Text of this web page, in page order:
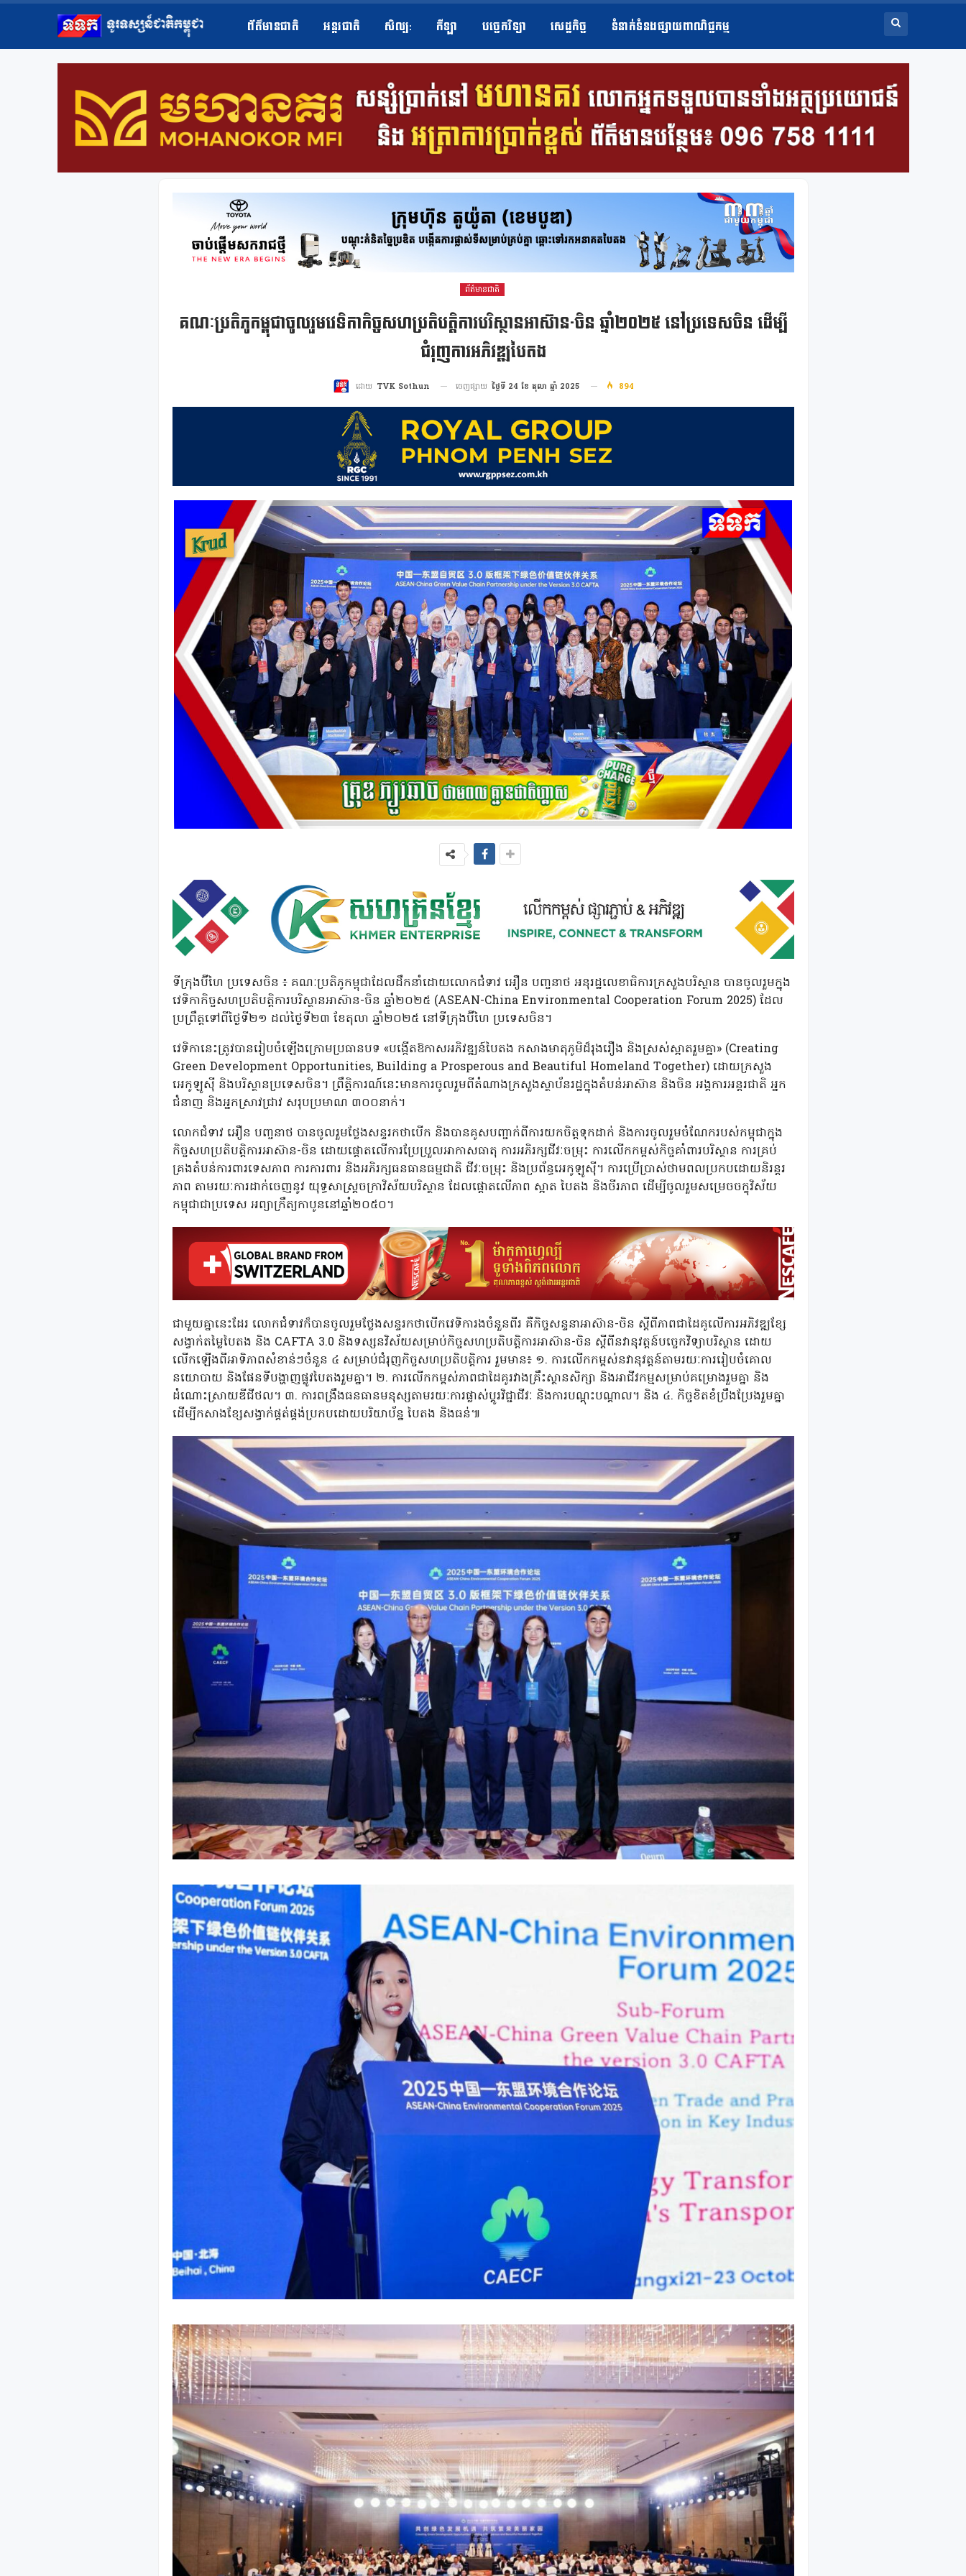
ព័ត៌មានជាតិ អន្តរជាតិ សិល្ប​: កីឡា បច្ចេកវិទ្យា សេដ្ឋកិច្ច ទំនាក់ទំនងផ្សាយពាណិជ្ជកម្ម
ព័ត៌មានជាតិ
គណៈប្រតិភូកម្ពុជាចូលរួមវេទិកាកិច្ចសហប្រតិបត្តិការបរិស្ថានអាស៊ាន-ចិន ឆ្នាំ២០២៥ នៅប្រទេសចិន ដើម្បី
ជំរុញការអភិវឌ្ឍបៃតង
ដោយ TVK Sothun ចេញផ្សាយ ថ្ងៃទី 24 ខែ តុលា ឆ្នាំ 2025 894
ទីក្រុងប៊ីហៃ ប្រទេសចិន ៖ គណៈប្រតិភូកម្ពុជាដែលដឹកនាំដោយលោកជំទាវ អឿន បញ្ចនាថ អនុរដ្ឋលេខាធិការក្រសួងបរិស្ថាន បានចូលរួមក្នុង
វេទិកាកិច្ចសហប្រតិបត្តិការបរិស្ថានអាស៊ាន-ចិន ឆ្នាំ២០២៥ (ASEAN-China Environmental Cooperation Forum 2025) ដែល
ប្រព្រឹត្តទៅពីថ្ងៃទី២១ ដល់ថ្ងៃទី២៣ ខែតុលា ឆ្នាំ២០២៥ នៅទីក្រុងប៊ីហៃ ប្រទេសចិន។
វេទិកានេះត្រូវបានរៀបចំឡើងក្រោមប្រធានបទ «បង្កើតឱកាសអភិវឌ្ឍន៍បៃតង កសាងមាតុភូមិដ៏រុងរឿង និងស្រស់ស្អាតរួមគ្នា» (Creating
Green Development Opportunities, Building a Prosperous and Beautiful Homeland Together) ដោយក្រសួង
អេកូឡូស៊ី និងបរិស្ថានប្រទេសចិន។ ព្រឹត្តិការណ៍នេះមានការចូលរួមពីតំណាងក្រសួងស្ថាប័នរដ្ឋក្នុងតំបន់អាស៊ាន និងចិន អង្គការអន្តរជាតិ អ្នក
ជំនាញ និងអ្នកស្រាវជ្រាវ សរុបប្រមាណ ៣០០នាក់។
លោកជំទាវ អឿន បញ្ចនាថ បានចូលរួមថ្លែងសន្ទរកថាបើក និងបានគូសបញ្ជាក់ពីការយកចិត្តទុកដាក់ និងការចូលរួមចំណែករបស់កម្ពុជាក្នុង
កិច្ចសហប្រតិបត្តិការអាស៊ាន-ចិន ដោយផ្តោតលើការប្រែប្រួលអាកាសធាតុ ការអភិរក្សជីវៈចម្រុះ ការលើកកម្ពស់កិច្ចគាំពារបរិស្ថាន ការគ្រប់
គ្រងតំបន់ការពារទេសភាព ការការពារ និងអភិរក្សធនធានធម្មជាតិ ជីវៈចម្រុះ និងប្រព័ន្ធអេកូឡូស៊ី។ ការប្រើប្រាស់ថាមពលប្រកបដោយនិរន្តរ
ភាព តាមរយៈការដាក់ចេញនូវ យុទ្ធសាស្រ្តចក្រាវិស័យបរិស្ថាន ដែលផ្តោតលើភាព ស្អាត បៃតង និងចីរភាព ដើម្បីចូលរួមសម្រេចចក្ខុវិស័យ
កម្ពុជាជាប្រទេស អព្យាក្រឹត្យកាបូននៅឆ្នាំ២០៥០។
ជាមួយគ្នានេះដែរ លោកជំទាវក៏បានចូលរួមថ្លែងសន្ទរកថាបើកវេទិការងចំនួនពីរ គឺកិច្ចសន្ទនាអាស៊ាន-ចិន ស្តីពីភាពជាដៃគូលើការអភិវឌ្ឍខ្សែ
សង្វាក់តម្លៃបៃតង និង CAFTA 3.0 និងទស្សនវិស័យសម្រាប់កិច្ចសហប្រតិបត្តិការអាស៊ាន-ចិន ស្តីពីនវានុវត្តន៍បច្ចេកវិទ្យាបរិស្ថាន ដោយ
លើកឡើងពីអាទិភាពសំខាន់ៗចំនួន ៤ សម្រាប់ជំរុញកិច្ចសហប្រតិបត្តិការ រួមមាន៖ ១. ការលើកកម្ពស់នវានុវត្តន៍តាមរយៈការរៀបចំគោល
នយោបាយ និងផែនទីបង្ហាញផ្លូវបៃតងរួមគ្នា។ ២. ការលើកកម្ពស់ភាពជាដៃគូរវាងគ្រឹះស្ថានសិក្សា និងអាជីវកម្មសម្រាប់គម្រោងរួមគ្នា និង
ដំណោះស្រាយឌីជីថល។ ៣. ការពង្រឹងធនធានមនុស្សតាមរយៈការផ្លាស់ប្តូរវិជ្ជាជីវៈ និងការបណ្តុះបណ្តាល។ និង ៤. កិច្ចខិតខំប្រឹងប្រែងរួមគ្នា
ដើម្បីកសាងខ្សែសង្វាក់ផ្គត់ផ្គង់ប្រកបដោយបរិយាប័ន្ន បៃតង និងធន់៕